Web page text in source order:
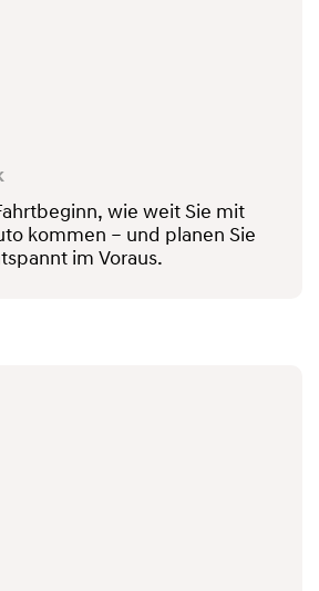
wie weit Sie mit
kommen – und planen Sie
im Voraus.